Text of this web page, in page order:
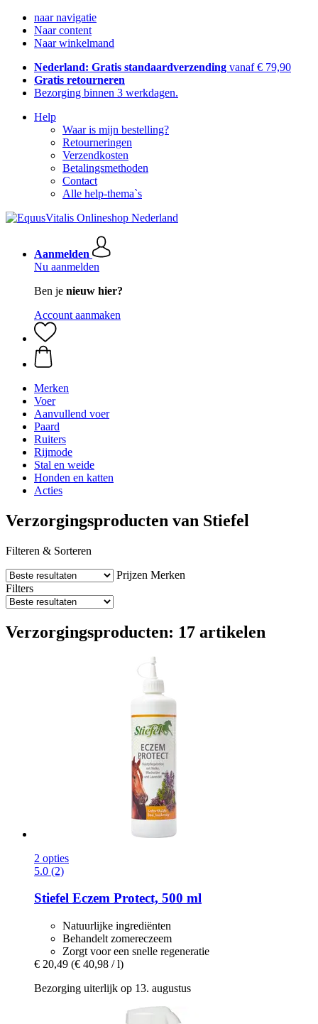
naar navigatie
Naar content
Naar winkelmand
Nederland: Gratis standaardverzending vanaf € 79,90
Gratis retourneren
Bezorging binnen 3 werkdagen.
Help
Waar is mijn bestelling?
Retourneringen
Verzendkosten
Betalingsmethoden
Contact
Alle help-thema`s
Aanmelden
Nu aanmelden
Ben je nieuw hier?
Account aanmaken
Merken
Voer
Aanvullend voer
Paard
Ruiters
Rijmode
Stal en weide
Honden en katten
Acties
Verzorgingsproducten van Stiefel
Filteren & Sorteren
Prijzen Merken
Filters
Verzorgingsproducten: 17 artikelen
2 opties
5.0 (2)
Stiefel Eczem Protect, 500 ml
Natuurlijke ingrediënten
Behandelt zomereczeem
Zorgt voor een snelle regeneratie
€ 20,49 (€ 40,98 / l)
Bezorging uiterlijk op 13. augustus